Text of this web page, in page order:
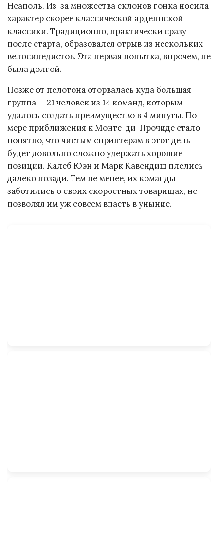
Неаполь. Из-за множества склонов гонка носила
характер скорее классической арденнской
классики. Традиционно, практически сразу
после старта, образовался отрыв из нескольких
велосипедистов. Эта первая попытка, впрочем, не
была долгой.
Позже от пелотона оторвалась куда большая
группа — 21 человек из 14 команд, которым
удалось создать преимущество в 4 минуты. По
мере приближения к Монте-ди-Прочиде стало
понятно, что чистым спринтерам в этот день
будет довольно сложно удержать хорошие
позиции. Калеб Юэн и Марк Кавендиш плелись
далеко позади. Тем не менее, их команды
заботились о своих скоростных товарищах, не
позволяя им уж совсем впасть в уныние.